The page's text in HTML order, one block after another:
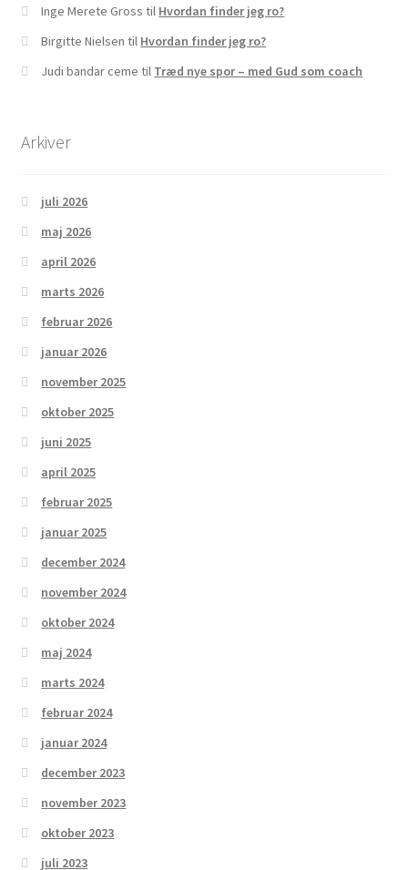
Supervision
Inge Merete Gross til Hvordan finder jeg ro?
Birgitte Nielsen til Hvordan finder jeg ro?
Judi bandar ceme til Træd nye spor – med Gud som coach
Arkiver
juli 2026
maj 2026
april 2026
marts 2026
februar 2026
januar 2026
november 2025
oktober 2025
juni 2025
april 2025
februar 2025
januar 2025
december 2024
november 2024
oktober 2024
maj 2024
marts 2024
februar 2024
januar 2024
december 2023
november 2023
oktober 2023
juli 2023